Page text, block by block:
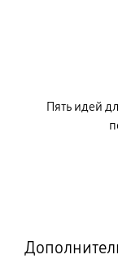
Пять идей